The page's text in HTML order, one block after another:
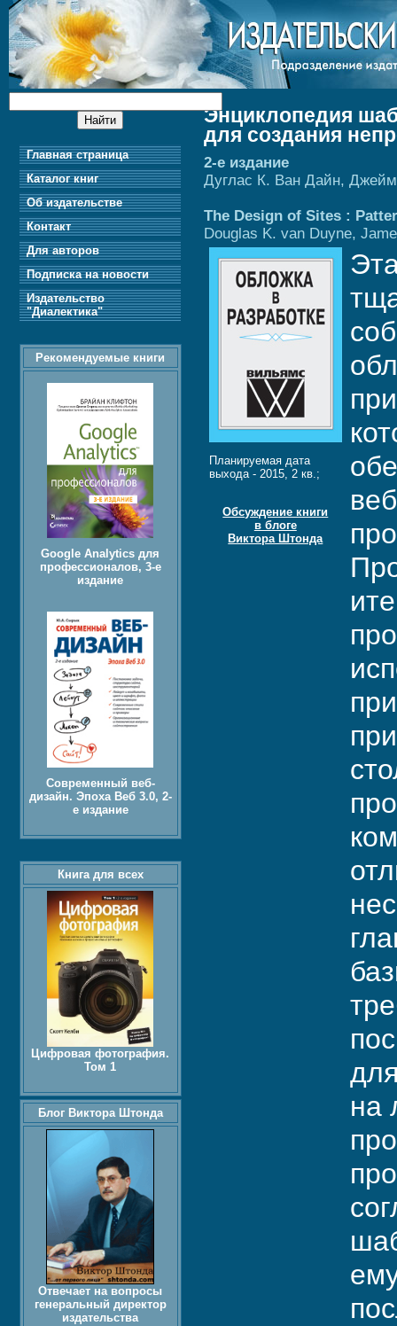
Энциклопедия
для создания
2-е издание
Дуглас К. Ван Дaйн,
The Design of Sites :
Douglas K. van Duyne,
Планируемая дата
выхода - 2015, 2 кв.;
Обсуждение книги
в блоге
Виктора Штонда
на
Главная страница
Каталог книг
Об издательстве
Контакт
Для авторов
Подписка на новости
Издательство
"Диалектика"
Рекомендуемые книги
Google Analytics для
профессионалов, 3-е
издание
Современный веб-
дизайн. Эпоха Веб 3.0, 2-
е издание
Книга для всех
Цифровая фотография.
Том 1
Блог Виктора Штонда
Отвечает на вопросы
генеральный директор
издательства